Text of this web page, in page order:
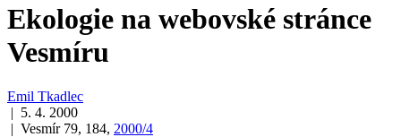
Ekologie na webovské stránce
Vesmíru
Emil Tkadlec
| 5. 4. 2000
| Vesmír 79, 184, 2000/4